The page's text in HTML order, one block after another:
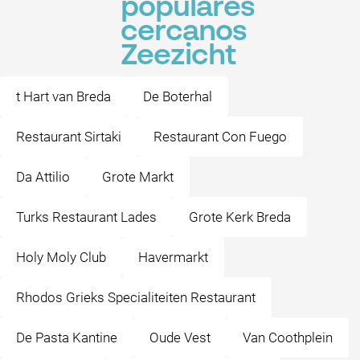
populares
cercanos
Zeezicht
t Hart van Breda De Boterhal
Restaurant Sirtaki Restaurant Con Fuego
Da Attilio Grote Markt
Turks Restaurant Lades Grote Kerk Breda
Holy Moly Club Havermarkt
Rhodos Grieks Specialiteiten Restaurant
De Pasta Kantine Oude Vest Van Coothplein